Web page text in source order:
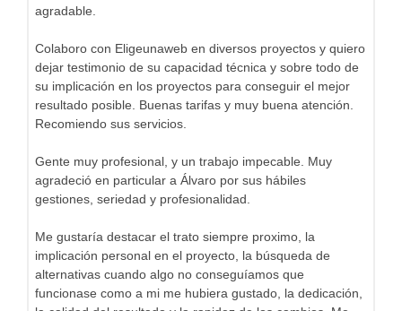
agradable.
Colaboro con Eligeunaweb en diversos proyectos y quiero
dejar testimonio de su capacidad técnica y sobre todo de
su implicación en los proyectos para conseguir el mejor
resultado posible. Buenas tarifas y muy buena atención.
Recomiendo sus servicios.
Gente muy profesional, y un trabajo impecable. Muy
agradeció en particular a Álvaro por sus hábiles
gestiones, seriedad y profesionalidad.
Me gustaría destacar el trato siempre proximo, la
implicación personal en el proyecto, la búsqueda de
alternativas cuando algo no conseguíamos que
funcionase como a mi me hubiera gustado, la dedicación,